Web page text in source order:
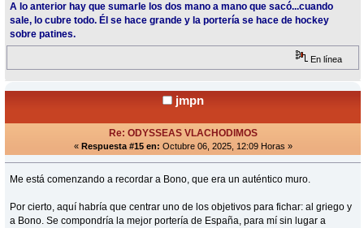
A lo anterior hay que sumarle los dos mano a mano que sacó...cuando
sale, lo cubre todo. Él se hace grande y la portería se hace de hockey
sobre patines.
En línea
jmpn
Re: ODYSSEAS VLACHODIMOS
« Respuesta #15 en: Octubre 06, 2025, 12:09 Horas »
Me está comenzando a recordar a Bono, que era un auténtico muro.
Por cierto, aquí habría que centrar uno de los objetivos para fichar: al griego y
a Bono. Se compondría la mejor portería de España, para mí sin lugar a